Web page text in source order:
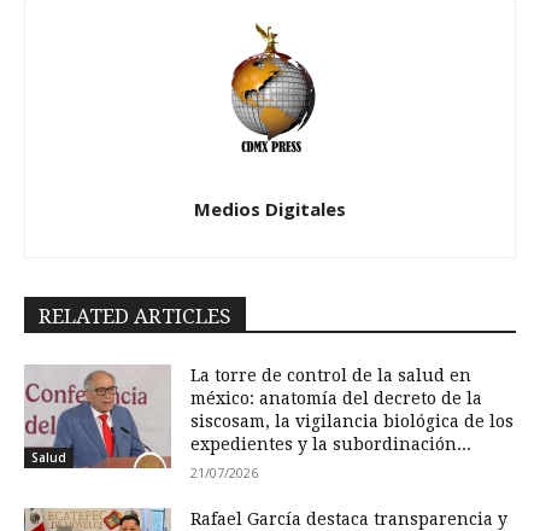
Medios Digitales
RELATED ARTICLES
Salud
La torre de control de la salud en
méxico: anatomía del decreto de la
siscosam, la vigilancia biológica de los
expedientes y la subordinación...
21/07/2026
Rafael García destaca transparencia y